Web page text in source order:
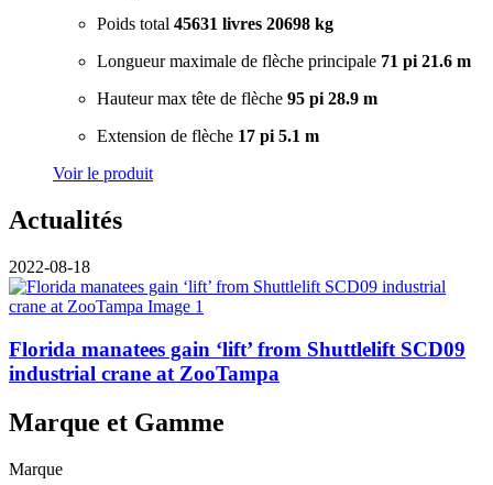
Poids total 45631 livres 20698 kg
Longueur maximale de flèche principale 71 pi 21.6 m
Hauteur max tête de flèche 95 pi 28.9 m
Extension de flèche 17 pi 5.1 m
Voir le produit
Actualités
2022-08-18
Florida manatees gain ‘lift’ from Shuttlelift SCD09
industrial crane at ZooTampa
Marque et Gamme
Marque